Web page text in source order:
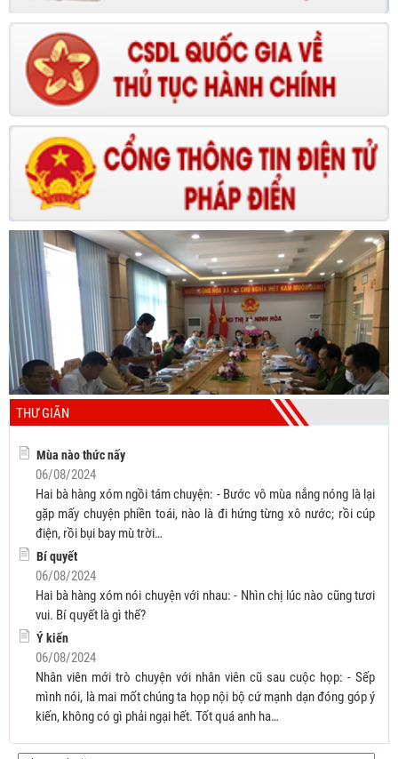
THƯ GIÃN
Mùa nào thức nấy
06/08/2024
Hai bà hàng xóm ngồi tám chuyện: - Bước vô mùa nắng nóng là lại
gặp mấy chuyện phiền toái, nào là đi hứng từng xô nước; rồi cúp
điện, rồi bụi bay mù trời…
Bí quyết
06/08/2024
Hai bà hàng xóm nói chuyện với nhau: - Nhìn chị lúc nào cũng tươi
vui. Bí quyết là gì thế?
Ý kiến
06/08/2024
Nhân viên mới trò chuyện với nhân viên cũ sau cuộc họp: - Sếp
mình nói, là mai mốt chúng ta họp nội bộ cứ mạnh dạn đóng góp ý
kiến, không có gì phải ngại hết. Tốt quá anh ha…